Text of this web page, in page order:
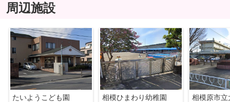
周辺施設
たいようこども園
相模ひまわり幼稚園
相模原市立